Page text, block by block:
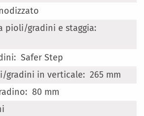
Safer Step
265 mm
80 mm